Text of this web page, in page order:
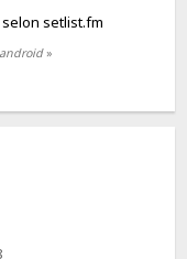
setlist.fm
»